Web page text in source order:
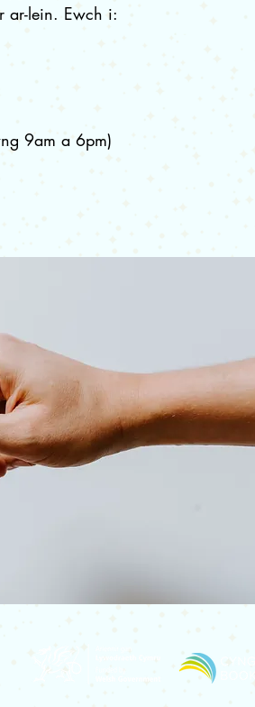
ar-lein. Ewch i:
9am a 6pm)